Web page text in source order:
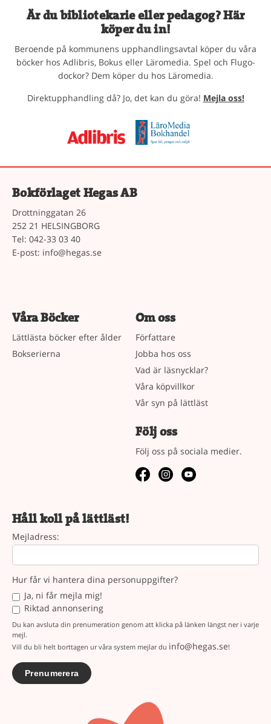
Är du bibliotekarie eller pedagog? Här
köper du in!
Beroende på kommunens upphandlingsavtal köper du våra
böcker hos Adlibris, Bokus eller Läromedia. Spel och Flugo-
dockor? Dem köper du hos Läromedia.
Direktupphandling då? Jo, det kan du göra! Mejla oss!
Bokförlaget Hegas AB
Drottninggatan 26
252 21 HELSINGBORG
Tel: 042-33 03 40
E-post: info@hegas.se
Våra Böcker
Lättlästa böcker efter ålder
Bokserierna
Om oss
Författare
Jobba hos oss
Vad är läsnycklar?
Våra köpvillkor
Vår syn på lättläst
Följ oss
Följ oss på sociala medier.
Håll koll på lättläst!
Mejladress:
Hur får vi hantera dina personuppgifter?
Ja, ni får mejla mig!
Riktad annonsering
Du kan avsluta din prenumeration genom att klicka på länken längst ner i varje
mejl.
Vill du bli helt borttagen ur våra system mejlar du info@hegas.se!